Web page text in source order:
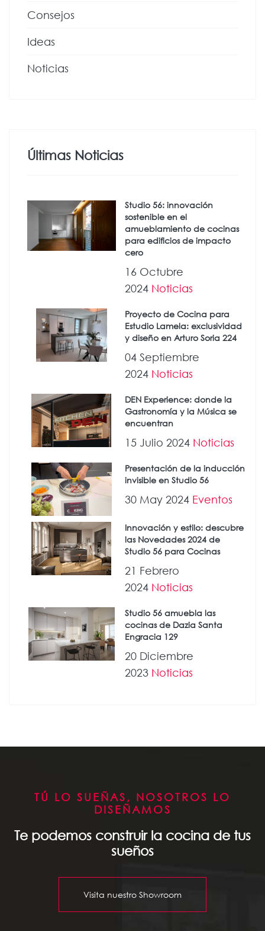
Consejos
Ideas
Noticias
Últimas Noticias
Studio 56: innovación
sostenible en el
amueblamiento de cocinas
para edificios de impacto
cero
16 Octubre
2024 Noticias
Proyecto de Cocina para
Estudio Lamela: exclusividad
y diseño en Arturo Soria 224
04 Septiembre
2024 Noticias
DEN Experience: donde la
Gastronomía y la Música se
encuentran
15 Julio 2024 Noticias
Presentación de la inducción
invisible en Studio 56
30 May 2024 Eventos
Innovación y estilo: descubre
las Novedades 2024 de
Studio 56 para Cocinas
21 Febrero
2024 Noticias
Studio 56 amuebla las
cocinas de Dazia Santa
Engracia 129
20 Diciembre
2023 Noticias
TÚ LO SUEÑAS, NOSOTROS LO
DISEÑAMOS
Te podemos construir la cocina de tus
sueños
Visita nuestro Showroom